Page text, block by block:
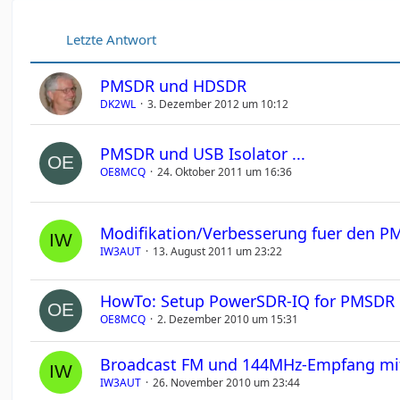
Letzte Antwort
PMSDR und HDSDR
DK2WL 3. Dezember 2012 um 10:12
PMSDR und USB Isolator ...
OE8MCQ 24. Oktober 2011 um 16:36
Modifikation/Verbesserung fuer den
IW3AUT 13. August 2011 um 23:22
HowTo: Setup PowerSDR-IQ for PMSDR
OE8MCQ 2. Dezember 2010 um 15:31
Broadcast FM und 144MHz-Empfang
IW3AUT 26. November 2010 um 23:44